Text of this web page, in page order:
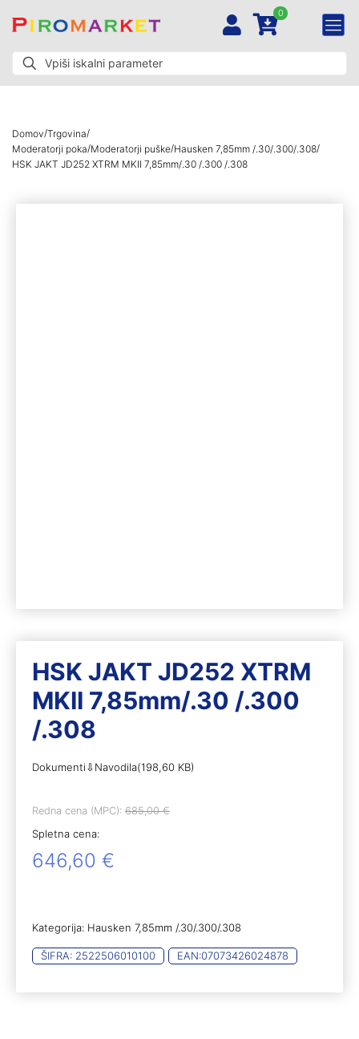
0
Domov/Trgovina/
Moderatorji poka/Moderatorji puške/Hausken 7,85mm /.30/.300/.308/
HSK JAKT JD252 XTRM MKII 7,85mm/.30 /.300 /.308
HSK JAKT JD252 XTRM
MKII 7,85mm/.30 /.300
/.308
Dokumenti⇩Navodila(198,60 KB)
Redna cena (MPC): 685,00€
Spletna cena:
646,60 €
Kategorija: Hausken 7,85mm /.30/.300/.308
ŠIFRA: 2522506010100 EAN:07073426024878